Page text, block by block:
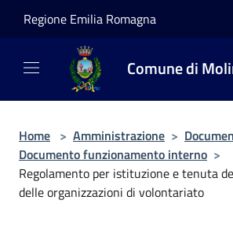
Regione Emilia Romagna
Comune di
Home > Amministrazione >
Documento funzionamento interno >
Regolamento per istituzione e tenuta
delle organizzazioni di volontariato